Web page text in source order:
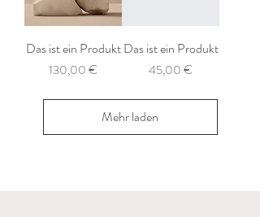
Das ist ein Produkt
Preis
130,00 €
Das ist ein Produkt
Preis
45,00 €
Mehr laden